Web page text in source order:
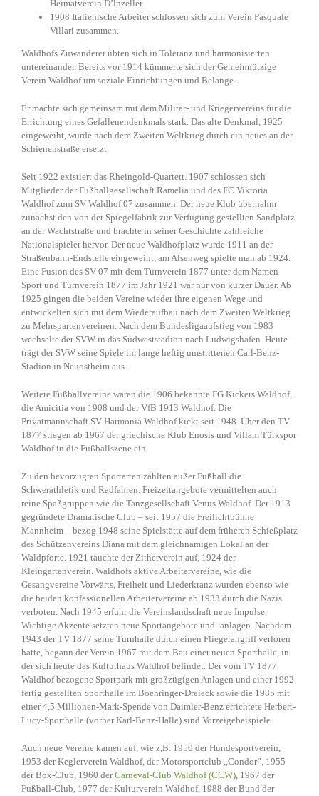
Heimatverein D’lnzeller.
1908 Italienische Arbeiter schlossen sich zum Verein Pasquale
Villari zusammen.
Waldhofs Zuwanderer übten sich in Toleranz und harmonisierten
untereinander. Bereits vor 1914 kümmerte sich der Gemeinnützige
Verein Waldhof um soziale Einrichtungen und Belange.
Er machte sich gemeinsam mit dem Militär- und Kriegervereins für die
Errichtung eines Gefallenendenkmals stark. Das alte Denkmal, 1925
eingeweiht, wurde nach dem Zweiten Weltkrieg durch ein neues an der
Schienenstraße ersetzt.
Seit 1922 existiert das Rheingold-Quartett. 1907 schlossen sich
Mitglieder der Fußballgesellschaft Ramelia und des FC Viktoria
Waldhof zum SV Waldhof 07 zusammen. Der neue Klub übernahm
zunächst den von der Spiegelfabrik zur Verfügung gestellten Sandplatz
an der Wachtstraße und brachte in seiner Geschichte zahlreiche
Nationalspieler hervor. Der neue Waldhofplatz wurde 1911 an der
Straßenbahn-Endstelle eingeweiht, am Alsenweg spielte man ab 1924.
Eine Fusion des SV 07 mit dem Turnverein 1877 unter dem Namen
Sport und Turnverein 1877 im Jahr 1921 war nur von kurzer Dauer. Ab
1925 gingen die beiden Vereine wieder ihre eigenen Wege und
entwickelten sich mit dem Wiederaufbau nach dem Zweiten Weltkrieg
zu Mehrspartenvereinen. Nach dem Bundesligaaufstieg von 1983
wechselte der SVW in das Südweststadion nach Ludwigshafen. Heute
trägt der SVW seine Spiele im lange heftig umstrittenen Carl-Benz-
Stadion in Neuostheim aus.
Weitere Fußballvereine waren die 1906 bekannte FG Kickers Waldhof,
die Amicitia von 1908 und der VfB 1913 Waldhof. Die
Privatmannschaft SV Harmonia Waldhof kickt seit 1948. Über den TV
1877 stiegen ab 1967 der griechische Klub Enosis und Villam Türkspor
Waldhof in die Fußballszene ein.
Zu den bevorzugten Sportarten zählten außer Fußball die
Schwerathletik und Radfahren. Freizeitangebote vermittelten auch
reine Spaßgruppen wie die Tanzgesellschaft Venus Waldhof. Der 1913
gegründete Dramatische Club – seit 1957 die Freilichtbühne
Mannheim – bezog 1948 seine Spielstätte auf dem früheren Schießplatz
des Schützenvereins Diana mit dem gleichnamigen Lokal an der
Waldpforte. 1921 tauchte der Zitherverein auf, 1924 der
Kleingartenverein. Waldhofs aktive Arbeitervereine, wie die
Gesangvereine Vorwärts, Freiheit und Liederkranz wurden ebenso wie
die beiden konfessionellen Arbeitervereine ab 1933 durch die Nazis
verboten. Nach 1945 erfuhr die Vereinslandschaft neue Impulse.
Wichtige Akzente setzten neue Sportangebote und -anlagen. Nachdem
1943 der TV 1877 seine Turnhalle durch einen Fliegerangriff verloren
hatte, begann der Verein 1967 mit dem Bau einer neuen Sporthalle, in
der sich heute das Kulturhaus Waldhof befindet. Der vom TV 1877
Waldhof bezogene Sportpark mit großzügigen Anlagen und einer 1992
fertig gestellten Sporthalle im Boehringer-Dreieck sowie die 1985 mit
einer 4,5 Millionen-Mark-Spende von Daimler-Benz errichtete Herbert-
Lucy-Sporthalle (vorher Karl-Benz-Halle) sind Vorzeigebeispiele.
Auch neue Vereine kamen auf, wie z,B. 1950 der Hundesportverein,
1953 der Keglerverein Waldhof, der Motorsportclub ,,Condor”, 1955
der Box-Club, 1960 derCarneval-Club Waldhof (CCW), 1967 der
Fußball-Club, 1977 der Kulturverein Waldhof, 1988 der Bund der